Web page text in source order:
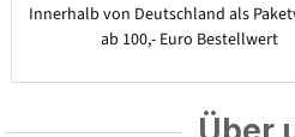
Innerhalb von Deutschland als
ab 100,- Euro Bestellwert